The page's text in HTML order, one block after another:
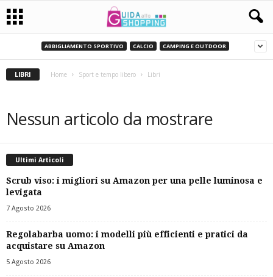
ABBIGLIAMENTO SPORTIVO CALCIO CAMPING E OUTDOOR
LIBRI Home Sport e tempo libero Libri
Nessun articolo da mostrare
Ultimi Articoli
Scrub viso: i migliori su Amazon per una pelle luminosa e
levigata
7 Agosto 2026
Regolabarba uomo: i modelli più efficienti e pratici da
acquistare su Amazon
5 Agosto 2026